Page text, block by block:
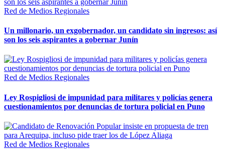
Red de Medios Regionales
Un millonario, un exgobernador, un candidato sin ingresos: así
son los seis aspirantes a gobernar Junín
Red de Medios Regionales
Ley Rospigliosi de impunidad para militares y policías genera
cuestionamientos por denuncias de tortura policial en Puno
Red de Medios Regionales